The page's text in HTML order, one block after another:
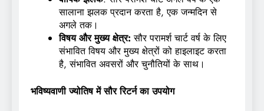
सालाना झलक प्रदान करता है, एक जन्मदिन से
अगले तक।
विषय और मुख्य क्षेत्र: सौर परामर्श चार्ट वर्ष के लिए
संभावित विषय और मुख्य क्षेत्रों को हाइलाइट करता
है, संभावित अवसरों और चुनौतियों के साथ।
भविष्यवाणी ज्योतिष में सौर रिटर्न का उपयोग